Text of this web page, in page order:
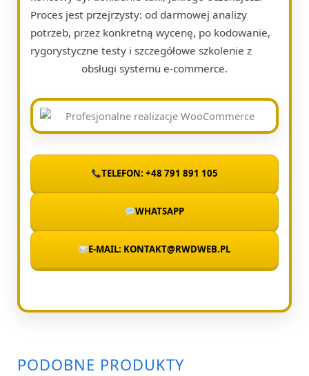
Proces jest przejrzysty: od darmowej analizy
potrzeb, przez konkretną wycenę, po kodowanie,
rygorystyczne testy i szczegółowe szkolenie z
obsługi systemu e-commerce.
TELEFON: +48 791 891 105
WHATSAPP
E-MAIL: KONTAKT@RWDWEB.PL
PODOBNE PRODUKTY